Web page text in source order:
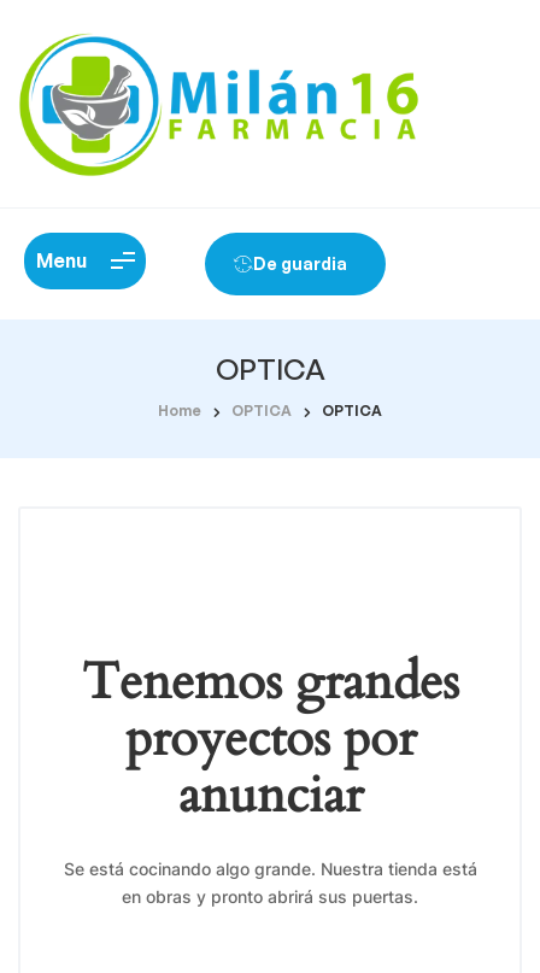
Menu De guardia
OPTICA
Home OPTICA OPTICA
Tenemos grandes
proyectos por
anunciar
Se está cocinando algo grande. Nuestra tienda está
en obras y pronto abrirá sus puertas.